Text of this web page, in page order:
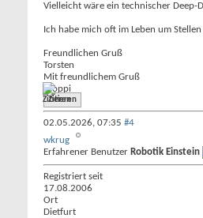
Vielleicht wäre ein technischer Deep-
Ich habe mich oft im Leben um
Freundlichen Gruß
Torsten
Mit freundlichem Gruß
Moppi
Zitieren
02.05.2026, 07:35 #4
wkrug
Erfahrener Benutzer Robotik Einstein
Registriert seit
17.08.2006
Ort
Dietfurt